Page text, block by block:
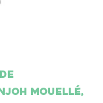
Mouellé,